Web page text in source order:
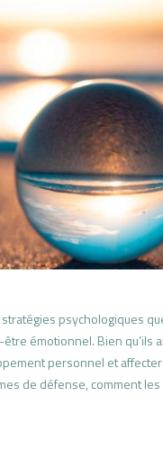
psychologiques
émotionnel. Bien qu’ils
personnel et
de défense, comment